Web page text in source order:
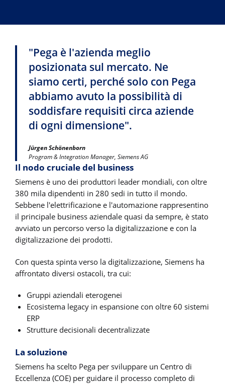
"Pega è l'azienda meglio
posizionata sul mercato. Ne
siamo certi, perché solo con Pega
abbiamo avuto la possibilità di
soddisfare requisiti circa aziende
di ogni dimensione".
Jürgen Schönenborn
Program & Integration Manager, Siemens AG
Il nodo cruciale del business
Siemens è uno dei produttori leader mondiali, con oltre
380 mila dipendenti in 280 sedi in tutto il mondo.
Sebbene l'elettrificazione e l'automazione rappresentino
il principale business aziendale quasi da sempre, è stato
avviato un percorso verso la digitalizzazione e con la
digitalizzazione dei prodotti.
Con questa spinta verso la digitalizzazione, Siemens ha
affrontato diversi ostacoli, tra cui:
Gruppi aziendali eterogenei
Ecosistema legacy in espansione con oltre 60 sistemi
ERP
Strutture decisionali decentralizzate
La soluzione
Siemens ha scelto Pega per sviluppare un Centro di
Eccellenza (COE) per guidare il processo completo di